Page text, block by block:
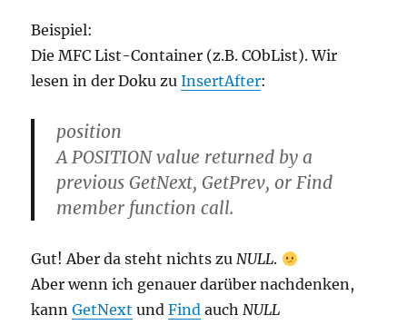
Beispiel:
Die MFC List-Container (z.B. CObList). Wir
lesen in der Doku zuInsertAfter:
position
A POSITION value returned by a
previous GetNext, GetPrev, or Find
member function call.
Gut! Aber da steht nichts zuNULL.
Aber wenn ich genauer darüber nachdenken,
kannGetNext undFind auchNULL